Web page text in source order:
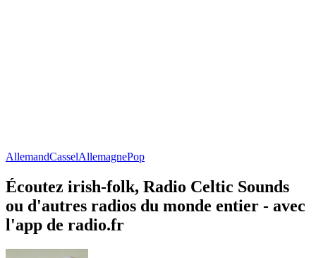
AllemandCasselAllemagnePop
Écoutez irish-folk, Radio Celtic Sounds
ou d'autres radios du monde entier - avec
l'app de radio.fr